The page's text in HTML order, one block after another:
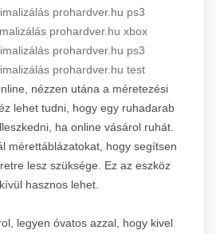
prohardver.hu ps3
prohardver.hu xbox
prohardver.hu ps3
prohardver.hu test
nézzen utána a méretezési
lehet tudni, hogy egy ruhadarab
ha online vásárol ruhát.
mérettáblázatokat, hogy segítsen
lesz szüksége. Ez az eszköz
hasznos lehet.
legyen óvatos azzal, hogy kivel